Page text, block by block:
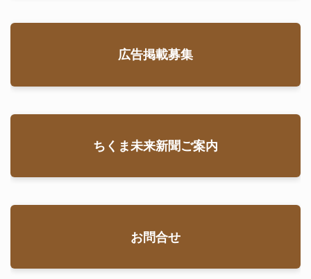
広告掲載募集
ちくま未来新聞ご案内
お問合せ